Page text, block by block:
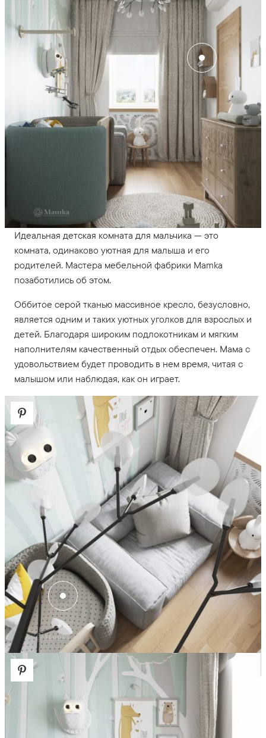
Идеальная детская комната для мальчика — это
комната, одинаково уютная для малыша и его
родителей. Мастера мебельной фабрики Mamka
позаботились об этом.
Оббитое серой тканью массивное кресло, безусловно,
является одним и таких уютных уголков для взрослых и
детей. Благодаря широким подлокотникам и мягким
наполнителям качественный отдых обеспечен. Мама с
удовольствием будет проводить в нем время, читая с
малышом или наблюдая, как он играет.